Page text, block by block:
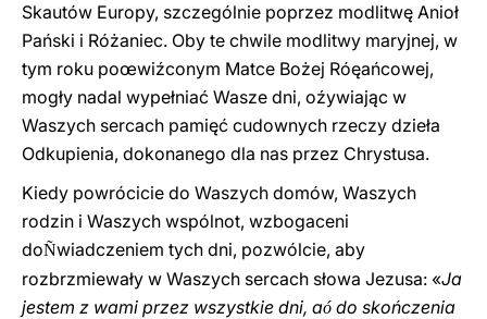
Skautów Europy, szczególnie poprzez modlitwę Anioł
Pański i Różaniec. Oby te chwile modlitwy maryjnej, w
tym roku poœwiźconym Matce Bożej Róęańcowej,
mogły nadal wypełniać Wasze dni, oźywiając w
Waszych sercach pamięć cudownych rzeczy dzieła
Odkupienia, dokonanego dla nas przez Chrystusa.
Kiedy powrócicie do Waszych domów, Waszych
rodzin i Waszych wspólnot, wzbogaceni
doÑwiadczeniem tych dni, pozwólcie, aby
rozbrzmiewały w Waszych sercach słowa Jezusa: «Ja
jestem z wami przez wszystkie dni, aó do skończenia